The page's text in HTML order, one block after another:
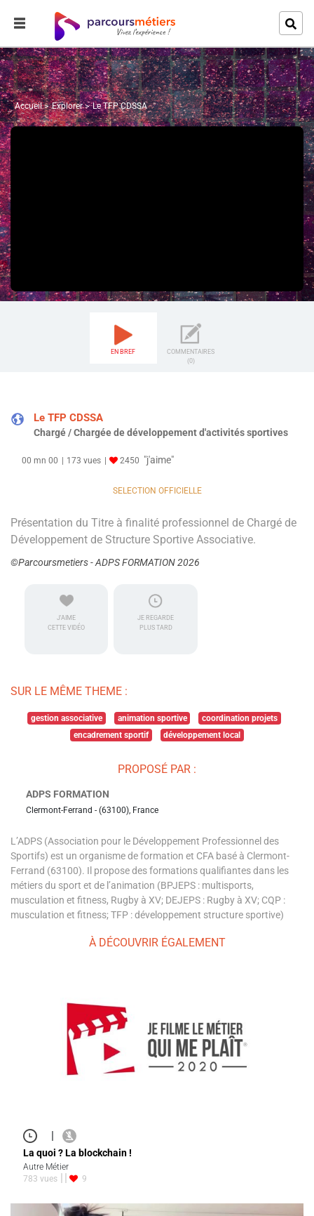
Accueil Explorer Le TFP CDSSA
EN BREF
COMMENTAIRES
(0)
Le TFP CDSSA
Chargé / Chargée de développement d'activités sportives
00 mn 00 173 vues 2450 "j'aime"
SELECTION OFFICIELLE
Présentation du Titre à finalité professionnel de Chargé de
Développement de Structure Sportive Associative.
©Parcoursmetiers - ADPS FORMATION 2026
J'AIME
CETTE VIDÉO
JE REGARDE
PLUS TARD
SUR LE MÊME THEME :
gestion associative animation sportive
coordination projets
encadrement sportif
développement local
PROPOSÉ PAR :
ADPS FORMATION
Clermont-Ferrand - (63100), France
L’ADPS (Association pour le Développement Professionnel des
Sportifs) est un organisme de formation et CFA basé à Clermont-
Ferrand (63100). Il propose des formations qualifiantes dans les
métiers du sport et de l’animation (BPJEPS : multisports,
musculation et fitness, Rugby à XV; DEJEPS : Rugby à XV; CQP :
musculation et fitness; TFP : développement structure sportive)
À DÉCOUVRIR ÉGALEMENT
|
La quoi ? La blockchain !
Autre Métier
783 vues
9